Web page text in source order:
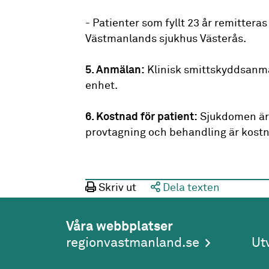
- Patienter som fyllt 23 år
Västmanlands sjukhus Västerås.
5. Anmälan: Klinisk
enhet.
6. Kostnad för patient: Sjukdomen
provtagning och behandling är
Skriv ut Dela texten
Våra webbplatser
regionvastmanland.se